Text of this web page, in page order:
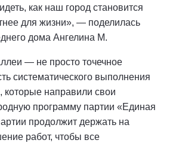
как наш город становится
для жизни», — поделилась
дома Ангелина М.
— не просто точечное
систематического выполнения
которые направили свои
программу партии «Единая
продолжит держать на
работ, чтобы все